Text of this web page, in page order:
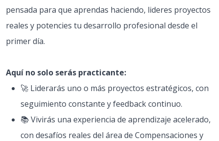
pensada para que aprendas haciendo, lideres proyectos
reales y potencies tu desarrollo profesional desde el
primer día.
Aquí no solo serás practicante:
🚀 Liderarás uno o más proyectos estratégicos, con
seguimiento constante y feedback continuo.
📚 Vivirás una experiencia de aprendizaje acelerado,
con desafíos reales del área de Compensaciones y